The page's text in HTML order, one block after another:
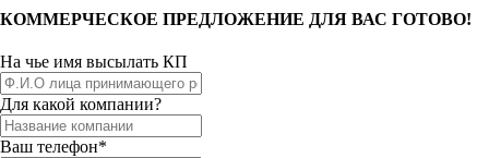
КОММЕРЧЕСКОЕ ПРЕДЛОЖЕНИЕ ДЛЯ ВАС ГОТОВО!
На чье имя высылать КП
Для какой компании?
Ваш телефон*